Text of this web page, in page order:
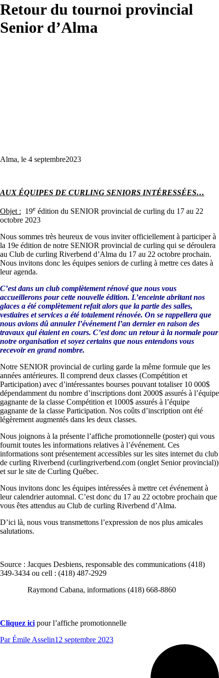
Retour du tournoi provincial
Senior d’Alma
Alma, le 4 septembre2023
AUX ÉQUIPES DE CURLING SENIORS INTÉRESSÉES…
Objet : 19e édition du SENIOR provincial de curling du 17 au 22
octobre 2023
Nous sommes très heureux de vous inviter officiellement à participer à
la 19e édition de notre SENIOR provincial de curling qui se déroulera
au Club de curling Riverbend d’Alma du 17 au 22 octobre prochain.
Nous invitons donc les équipes seniors de curling à mettre ces dates à
leur agenda.
C’est dans un club complètement rénové que nous vous
accueillerons pour cette nouvelle édition. L’enceinte abritant nos
glaces a été complètement refait alors que la partie des salles,
vestiaires et services a été totalement rénovée. On se rappellera que
nous avions dû annuler l’événement l’an dernier en raison des
travaux qui étaient en cours. C’est donc un retour à la normale pour
notre organisation et soyez certains que nous entendons vous
recevoir en grand nombre.
Notre SENIOR provincial de curling garde la même formule que les
années antérieures. Il comprend deux classes (Compétition et
Participation) avec d’intéressantes bourses pouvant totaliser 10 000$
dépendamment du nombre d’inscriptions dont 2000$ assurés à l’équipe
gagnante de la classe Compétition et 1000$ assurés à l’équipe
gagnante de la classe Participation. Nos coûts d’inscription ont été
légèrement augmentés dans les deux classes.
Nous joignons à la présente l’affiche promotionnelle (poster) qui vous
fournit toutes les informations relatives à l’événement. Ces
informations sont présentement accessibles sur les sites internet du club
de curling Riverbend (curlingriverbend.com (onglet Senior provincial))
et sur le site de Curling Québec.
Nous invitons donc les équipes intéressées à mettre cet événement à
leur calendrier automnal. C’est donc du 17 au 22 octobre prochain que
vous êtes attendus au Club de curling Riverbend d’Alma.
D’ici là, nous vous transmettons l’expression de nos plus amicales
salutations.
Source : Jacques Desbiens, responsable des communications (418)
349-3434 ou cell : (418) 487-2929
Raymond Cabana, informations (418) 668-8860
Cliquez ici pour l’affiche promotionnelle
ParÉmile Asselin12 septembre 2023